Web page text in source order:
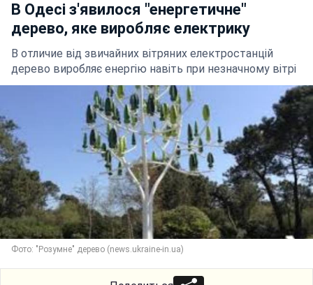
В Одесі з'явилося "енергетичне"
дерево, яке виробляє електрику
В отличие від звичайних вітряних електростанцій
дерево виробляє енергію навіть при незначному вітрі
Фото: "Розумне" дерево (news.ukraine-in.ua)